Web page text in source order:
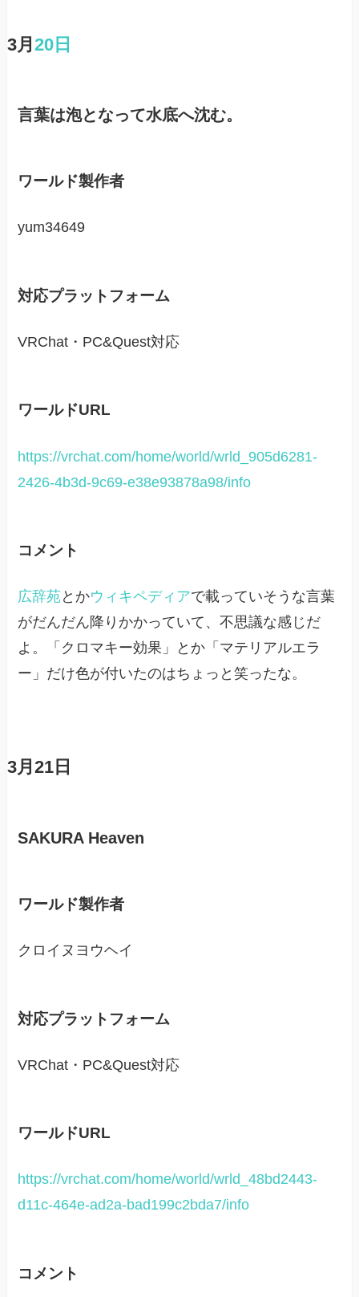
3月 20日
言葉は泡となって水底へ沈む。
ワールド製作者
yum34649
対応プラットフォーム
VRChat・PC&Quest対応
ワールドURL
https://vrchat.com/home/world/wrld_905d6281-
2426-4b3d-9c69-e38e93878a98/info
コメント
広辞苑とかウィキペディアで載っていそうな言葉
がだんだん降りかかっていて、不思議な感じだ
よ。「クロマキー効果」とか「マテリアルエラ
ー」だけ色が付いたのはちょっと笑ったな。
3月21日
SAKURA Heaven
ワールド製作者
クロイヌヨウヘイ
対応プラットフォーム
VRChat・PC&Quest対応
ワールドURL
https://vrchat.com/home/world/wrld_48bd2443-
d11c-464e-ad2a-bad199c2bda7/info
コメント